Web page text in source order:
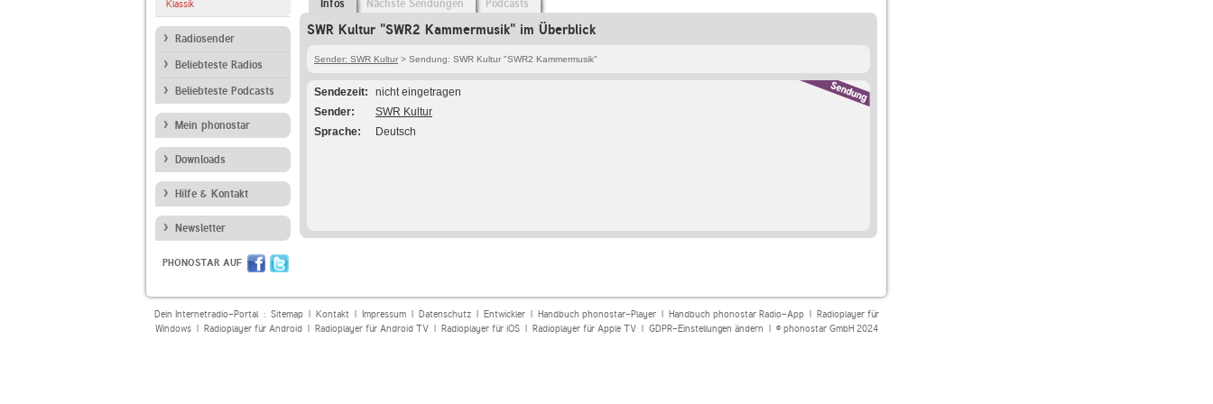
Klassik
Radiosender
Beliebteste Radios
Beliebteste Podcasts
Mein phonostar
Downloads
Hilfe & Kontakt
Newsletter
PHONOSTAR AUF
Infos Nächste Sendungen Podcasts
SWR Kultur "SWR2 Kammermusik" im Überblick
Sender: SWR Kultur > Sendung: SWR Kultur "SWR2 Kammermusik"
Sendezeit
nicht eingetragen
Sender
SWR Kultur
Sprache
Deutsch
Dein Internetradio-Portal : Sitemap| Kontakt| Impressum| Datenschutz| Entwickler| Handbuch phonostar-Player| Handbuch phonostar Radio-App| Radioplayer für
Windows| Radioplayer für Android| Radioplayer für Android TV| Radioplayer für iOS| Radioplayer für Apple TV| GDPR-Einstellungen ändern | © phonostar GmbH 2024